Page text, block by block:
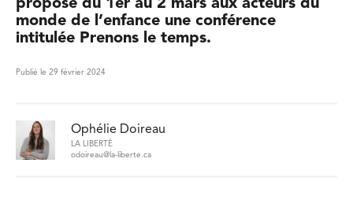
propose du 1er au 2 mars aux acteurs du
monde de l’enfance une conférence
intitulée Prenons le temps.
Publié le 29 février 2024
Ophélie Doireau
LA LIBERTÉ
odoireau@la-liberte.ca